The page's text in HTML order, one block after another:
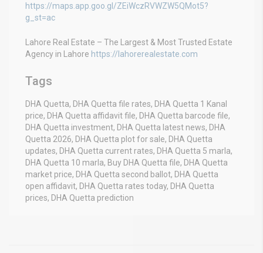
https://maps.app.goo.gl/ZEiWczRVWZW5QMot5?
g_st=ac
Lahore Real Estate – The Largest & Most Trusted Estate
Agency in Lahore https://lahorerealestate.com
Tags
DHA Quetta, DHA Quetta file rates, DHA Quetta 1 Kanal
price, DHA Quetta affidavit file, DHA Quetta barcode file,
DHA Quetta investment, DHA Quetta latest news, DHA
Quetta 2026, DHA Quetta plot for sale, DHA Quetta
updates, DHA Quetta current rates, DHA Quetta 5 marla,
DHA Quetta 10 marla, Buy DHA Quetta file, DHA Quetta
market price, DHA Quetta second ballot, DHA Quetta
open affidavit, DHA Quetta rates today, DHA Quetta
prices, DHA Quetta prediction